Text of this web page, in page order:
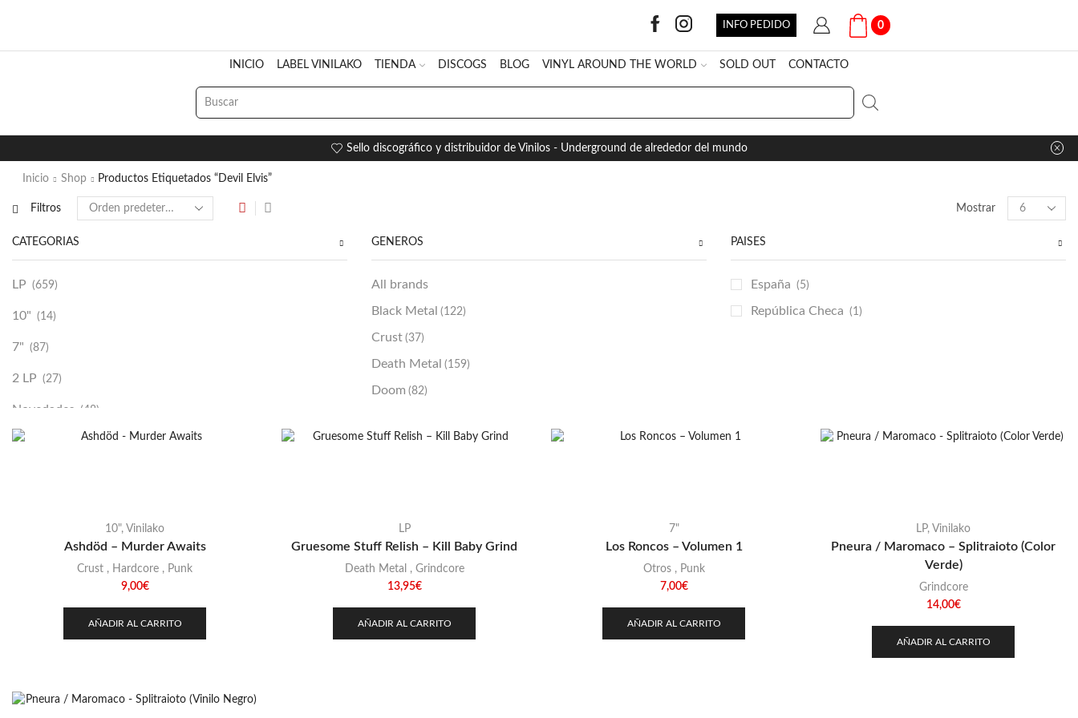
INFO PEDIDO 0
INICIO LABEL VINILAKO TIENDA DISCOGS BLOG VINYL AROUND THE WORLD SOLD OUT CONTACTO
SEARCH
INPUT
Sello discográfico y distribuidor de Vinilos - Underground de alrededor del mundo
Inicio Shop Productos Etiquetados “Devil Elvis”
Filtros Mostrar
Products
per
CATEGORÍAS
LP (659)
10" (14)
7" (87)
2 LP (27)
Novedades (48)
Vinilako (34)
GÉNEROS
All brands
Black Metal (122)
Crust (37)
Death Metal (159)
Doom (82)
Grindcore
Heavy Metal
Otros (38)
Prog (25)
Sludge (35)
PAÍSES
España (5)
República Checa (1)
10", Vinilako
Ashdöd – Murder Awaits
Crust , Hardcore , Punk
9,00€
AÑADIR AL CARRITO
LP
Gruesome Stuff Relish – Kill Baby Grind
Death Metal , Grindcore
13,95€
AÑADIR AL CARRITO
7"
Los Roncos – Volumen 1
Otros, Punk
7,00€
AÑADIR AL CARRITO
LP, Vinilako
Pneura / Maromaco – Splitraioto (Color
Verde)
Grindcore
14,00€
AÑADIR AL CARRITO